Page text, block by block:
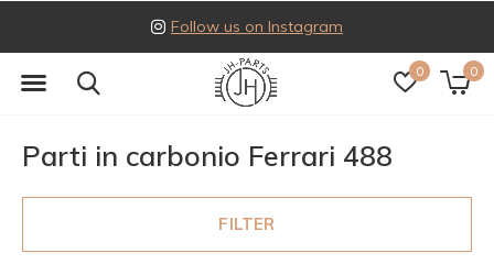
0 0
Follow us on Instagram
Parti in carbonio Ferrari 488
FILTER